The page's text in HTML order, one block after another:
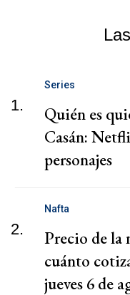
1.
Series
Quién es
Casán:
personajes
2.
Nafta
Precio de la
cuánto
jueves 6 de